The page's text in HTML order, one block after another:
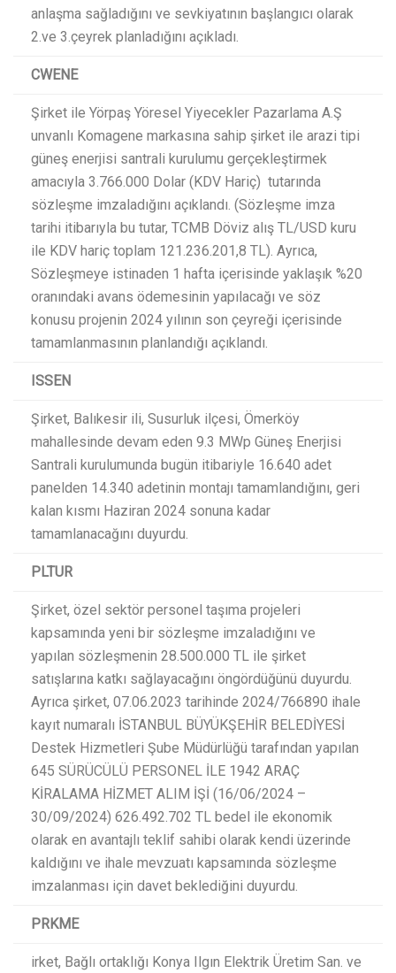
anlaşma sağladığını ve sevkiyatının başlangıcı olarak
2.ve 3.çeyrek planladığını açıkladı.​
CWENE
Şirket ile Yörpaş Yöresel Yiyecekler Pazarlama A.Ş
unvanlı Komagene markasına sahip şirket ile arazi tipi
güneş enerjisi santrali kurulumu gerçekleştirmek
amacıyla 3.766.000 Dolar (KDV Hariç) tutarında
sözleşme imzaladığını açıklandı. (Sözleşme imza
tarihi itibarıyla bu tutar, TCMB Döviz alış TL/USD kuru
ile KDV hariç toplam 121.236.201,8 TL). Ayrıca,
Sözleşmeye istinaden 1 hafta içerisinde yaklaşık %20
oranındaki avans ödemesinin yapılacağı ve söz
konusu projenin 2024 yılının son çeyreği içerisinde
tamamlanmasının planlandığı açıklandı.​
ISSEN
Şirket, Balıkesir ili, Susurluk ilçesi, Ömerköy
mahallesinde devam eden 9.3 MWp Güneş Enerjisi
Santrali kurulumunda bugün itibariyle 16.640 adet
panelden 14.340 adetinin montajı tamamlandığını, geri
kalan kısmı Haziran 2024 sonuna kadar
tamamlanacağını duyurdu.​
PLTUR
Şirket, özel sektör personel taşıma projeleri
kapsamında yeni bir sözleşme imzaladığını ve
yapılan sözleşmenin 28.500.000 TL ile şirket
satışlarına katkı sağlayacağını öngördüğünü duyurdu.
Ayrıca şirket, 07.06.2023 tarihinde 2024/766890 ihale
kayıt numaralı İSTANBUL BÜYÜKŞEHİR BELEDİYESİ
Destek Hizmetleri Şube Müdürlüğü tarafından yapılan
645 SÜRÜCÜLÜ PERSONEL İLE 1942 ARAÇ
KİRALAMA HİZMET ALIM İŞİ (16/06/2024 –
30/09/2024) 626.492.702 TL bedel ile ekonomik
olarak en avantajlı teklif sahibi olarak kendi üzerinde
kaldığını ve ihale mevzuatı kapsamında sözleşme
imzalanması için davet beklediğini duyurdu.​
PRKME
irket, Bağlı ortaklığı Konya Ilgın Elektrik Üretim San. ve